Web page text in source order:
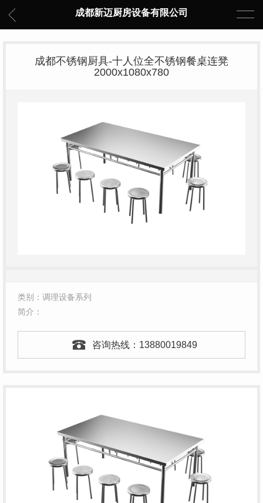
成都新迈厨房设备有限公司
成都不锈钢厨具-十人位全不锈钢餐桌连凳
2000x1080x780
类别：调理设备系列
简介：
咨询热线： 13880019849